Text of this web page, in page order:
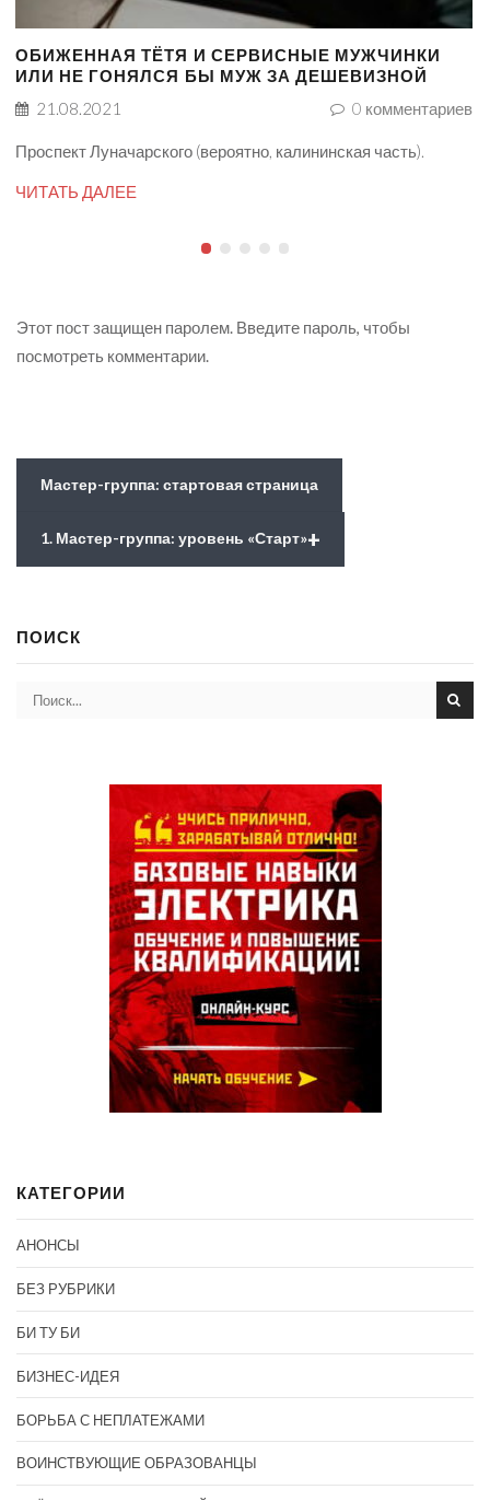
ОБИЖЕННАЯ ТЁТЯ И СЕРВИСНЫЕ МУЖЧИНКИ
ИЛИ НЕ ГОНЯЛСЯ БЫ МУЖ ЗА ДЕШЕВИЗНОЙ
21.08.2021
0 комментариев
Проспект Луначарского (вероятно, калининская часть).
ЧИТАТЬ ДАЛЕЕ
Этот пост защищен паролем. Введите пароль, чтобы
посмотреть комментарии.
Мастер-группа: стартовая страница
+
1. Мастер-группа: уровень «Старт»
ПОИСК
КАТЕГОРИИ
АНОНСЫ
БЕЗ РУБРИКИ
БИ ТУ БИ
БИЗНЕС-ИДЕЯ
БОРЬБА С НЕПЛАТЕЖАМИ
ВОИНСТВУЮЩИЕ ОБРАЗОВАНЦЫ